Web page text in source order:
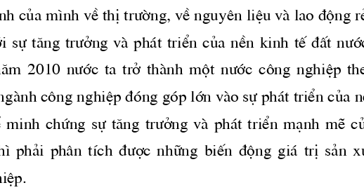
cña m×nh vÒ thÞ tr­êng, vÒ nguyªn liÖu vμ lao ®éng
sù  t ̈ng tr­ëng
  vμ  ph ̧t  triÓn  cña  nÒn  kinh  tÕ  ®Êt
̈m  2010 n­íc
  ta  trë  thμnh  mét
n­íc
c«ng  nghiÖp
c«ng nghiÖp ®ãng gãp lín vμo sù ph ̧t triÓn cña
minh  chøng  sù  t ̈ng tr­ëng
vμ  ph ̧t  triÓn  m¹nh  mÏ
ph¶i  ph©n  tÝch ®­îc
nh÷ng  biÕn  ®éng  gi ̧  trÞ  s¶n